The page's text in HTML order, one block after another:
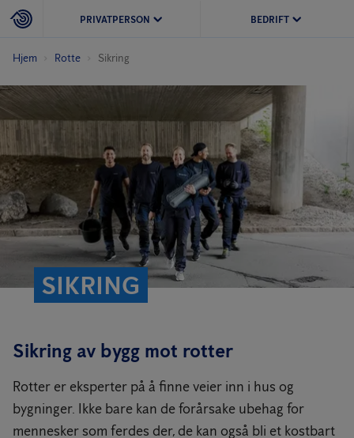
PRIVATPERSON BEDRIFT
Hjem Rotte Sikring
SIKRING
Sikring av bygg mot rotter
Rotter er eksperter på å finne veier inn i hus og
bygninger. Ikke bare kan de forårsake ubehag for
mennesker som ferdes der, de kan også bli et kostbart